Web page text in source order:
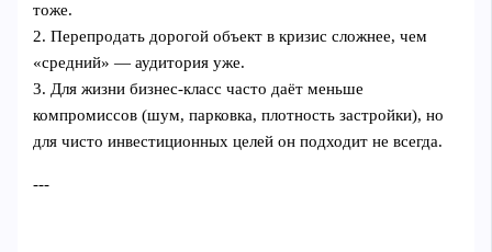
тоже.
2. Перепродать дорогой объект в кризис сложнее, чем
«средний» — аудитория уже.
3. Для жизни бизнес‑класс часто даёт меньше
компромиссов (шум, парковка, плотность застройки), но
для чисто инвестиционных целей он подходит не всегда.
---